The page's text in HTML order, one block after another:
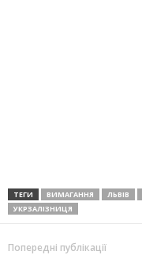
ТЕГИ ВИМАГАННЯ ЛЬВІВ
УКРЗАЛІЗНИЦЯ
Попередні публікації